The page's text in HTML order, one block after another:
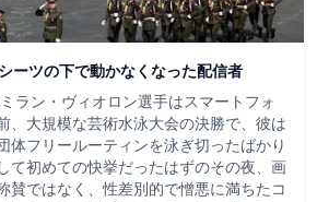
ーツの下で動かなくなった配信者
ラン・ヴィオロン選手はスマートフォ
、大規模な芸術水泳大会の決勝で、彼は
体フリールーティンを泳ぎ切ったばかり
て初めての快挙だったはずのその夜、画
賛ではなく、性差別的で憎悪に満ちたコ